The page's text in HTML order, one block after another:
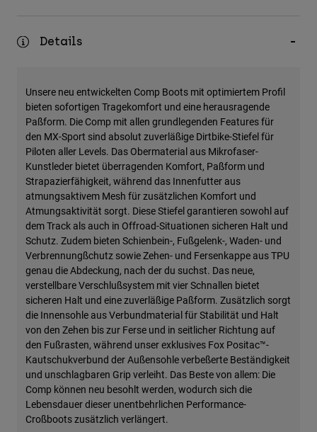
Details
Unsere neu entwickelten Comp Boots mit optimiertem Profil
bieten sofortigen Tragekomfort und eine herausragende
Paßform. Die Comp mit allen grundlegenden Features für
den MX-Sport sind absolut zuverläßige Dirtbike-Stiefel für
Piloten aller Levels. Das Obermaterial aus Mikrofaser-
Kunstleder bietet überragenden Komfort, Paßform und
Strapazierfähigkeit, während das Innenfutter aus
atmungsaktivem Mesh für zusätzlichen Komfort und
Atmungsaktivität sorgt. Diese Stiefel garantieren sowohl auf
dem Track als auch in Offroad-Situationen sicheren Halt und
Schutz. Zudem bieten Schienbein-, Fußgelenk-, Waden- und
Verbrennungßchutz sowie Zehen- und Fersenkappe aus TPU
genau die Abdeckung, nach der du suchst. Das neue,
verstellbare Verschlußsystem mit vier Schnallen bietet
sicheren Halt und eine zuverläßige Paßform. Zusätzlich sorgt
die Innensohle aus Verbundmaterial für Stabilität und Halt
von den Zehen bis zur Ferse und in seitlicher Richtung auf
den Fußrasten, während unser exklusives Fox Positac™-
Kautschukverbund der Außensohle verbeßerte Beständigkeit
und unschlagbaren Grip verleiht. Das Beste von allem: Die
Comp können neu besohlt werden, wodurch sich die
Lebensdauer dieser unentbehrlichen Performance-
Croßboots zusätzlich verlängert.